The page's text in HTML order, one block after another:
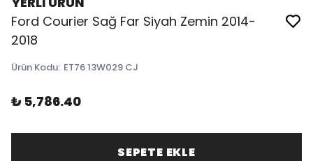
Ford Courier Sağ Far Siyah Zemin 2014-
2018
Ürün Kodu: ET76 13W029 CJ
₺ 5,786.40
SEPETE EKLE